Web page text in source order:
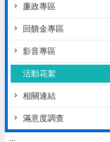
廉政專區
回饋金專區
影音專區
活動花絮
相關連結
滿意度調查